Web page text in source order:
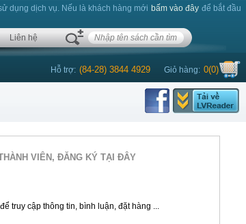
dụng dịch vụ. Nếu là khách hàng mới bấm vào đây để bắt đầu
Liên hệ
Hỗ trợ: (84-28) 3844 4929 Giỏ hàng: 0(0)
VIÊN, ĐĂNG KÝ TẠI ĐÂY
truy cập thông tin, bình luận, đặt hàng ...